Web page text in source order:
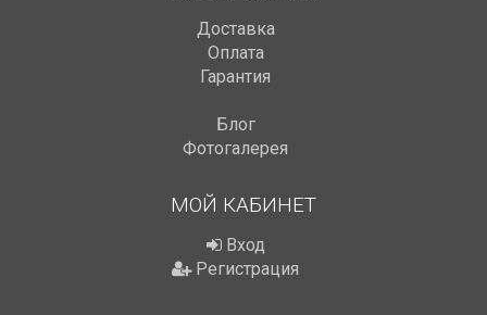
Доставка
Оплата
Гарантия
Блог
Фотогалерея
МОЙ КАБИНЕТ
Вход
Регистрация